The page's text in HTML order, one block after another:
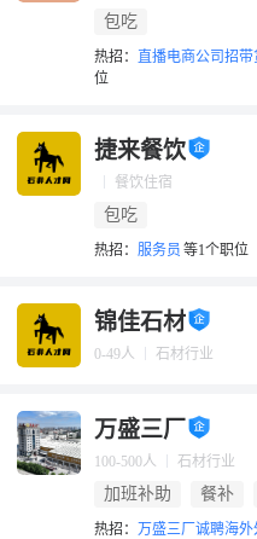
包吃
热招： 直播电商公司招带
位
捷来餐饮
餐饮住宿
包吃
热招： 服务员 等1个职位
锦佳石材
0-49人 石材行业
万盛三厂
100-500人 石材行业
加班补助 餐补
热招： 万盛三厂诚聘海